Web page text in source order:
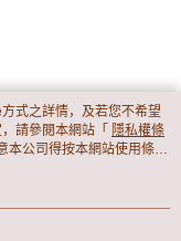
式之詳情，及若您不希望
請參閱本網站「 隱私權條
本公司得按本網站使用條款